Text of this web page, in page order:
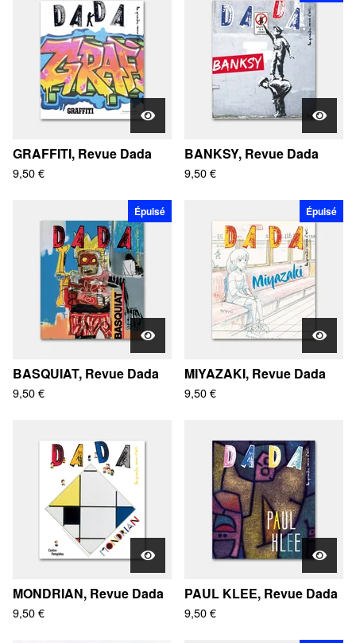
GRAFFITI, Revue Dada
9,50€
BANKSY, Revue Dada
9,50€
Épuisé
BASQUIAT, Revue Dada
9,50€
Épuisé
MIYAZAKI, Revue Dada
9,50€
MONDRIAN, Revue Dada
9,50€
PAUL KLEE, Revue Dada
9,50€